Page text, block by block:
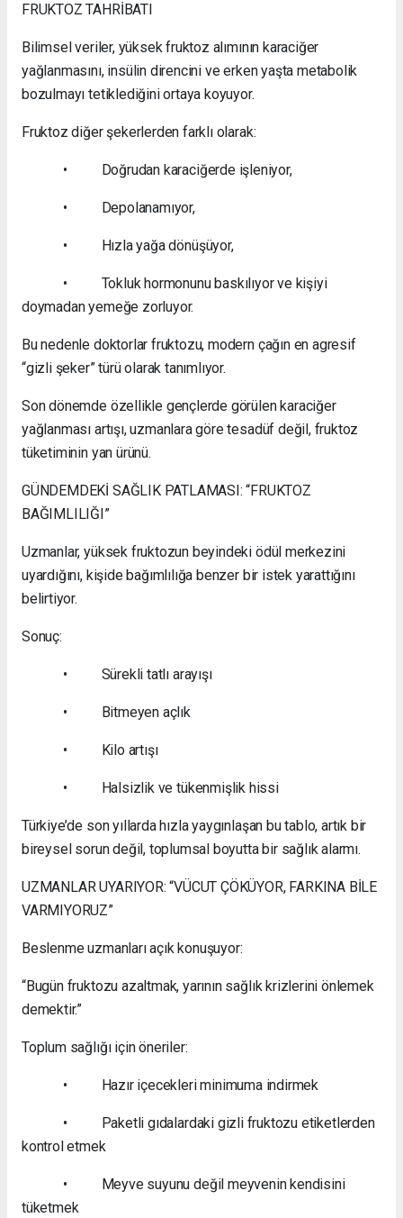
FRUKTOZ TAHRİBATI
Bilimsel veriler, yüksek fruktoz alımının karaciğer
yağlanmasını, insülin direncini ve erken yaşta metabolik
bozulmayı tetiklediğini ortaya koyuyor.
Fruktoz diğer şekerlerden farklı olarak:
• Doğrudan karaciğerde işleniyor,
• Depolanamıyor,
• Hızla yağa dönüşüyor,
• Tokluk hormonunu baskılıyor ve kişiyi
doymadan yemeğe zorluyor.
Bu nedenle doktorlar fruktozu, modern çağın en agresif
“gizli şeker” türü olarak tanımlıyor.
Son dönemde özellikle gençlerde görülen karaciğer
yağlanması artışı, uzmanlara göre tesadüf değil, fruktoz
tüketiminin yan ürünü.
GÜNDEMDEKİ SAĞLIK PATLAMASI: “FRUKTOZ
BAĞIMLILIĞI”
Uzmanlar, yüksek fruktozun beyindeki ödül merkezini
uyardığını, kişide bağımlılığa benzer bir istek yarattığını
belirtiyor.
Sonuç:
• Sürekli tatlı arayışı
• Bitmeyen açlık
• Kilo artışı
• Halsizlik ve tükenmişlik hissi
Türkiye’de son yıllarda hızla yaygınlaşan bu tablo, artık bir
bireysel sorun değil, toplumsal boyutta bir sağlık alarmı.
UZMANLAR UYARIYOR: “VÜCUT ÇÖKÜYOR, FARKINA BİLE
VARMIYORUZ”
Beslenme uzmanları açık konuşuyor:
“Bugün fruktozu azaltmak, yarının sağlık krizlerini önlemek
demektir.”
Toplum sağlığı için öneriler:
• Hazır içecekleri minimuma indirmek
• Paketli gıdalardaki gizli fruktozu etiketlerden
kontrol etmek
• Meyve suyunu değil meyvenin kendisini
tüketmek